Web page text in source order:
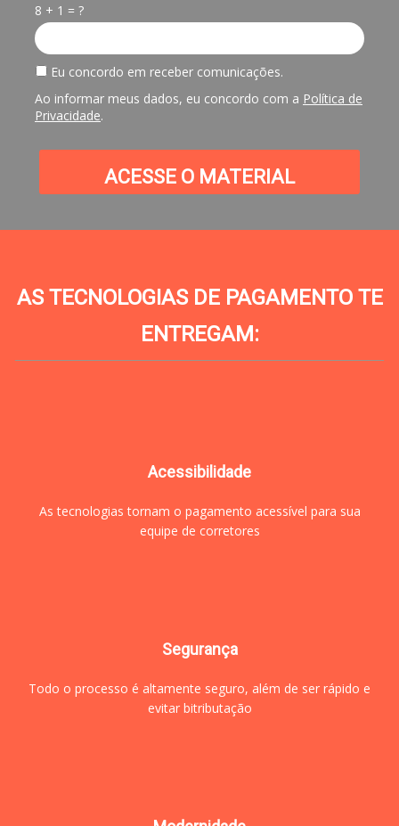
8 + 1 = ?
Eu concordo em receber comunicações.
Ao informar meus dados, eu concordo com a Política de
Privacidade.
ACESSE O MATERIAL
AS TECNOLOGIAS DE PAGAMENTO TE
ENTREGAM:
Acessibilidade
As tecnologias tornam o pagamento acessível para sua
equipe de corretores
Segurança
Todo o processo é altamente seguro, além de ser rápido e
evitar bitributação